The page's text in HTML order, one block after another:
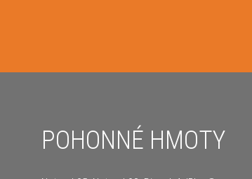
POHONNÉ HMOTY